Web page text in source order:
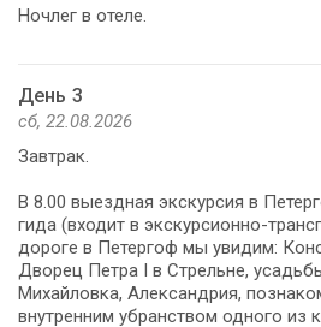
Ночлег в отеле.
День 3
сб, 22.08.2026
Завтрак.
В 8.00 выездная экскурсия в
гида (входит в экскурсионно-
дороге в Петергоф мы увидим:
Дворец Петра I в Стрельне,
Михайловка, Александрия,
внутренним убранством одного из